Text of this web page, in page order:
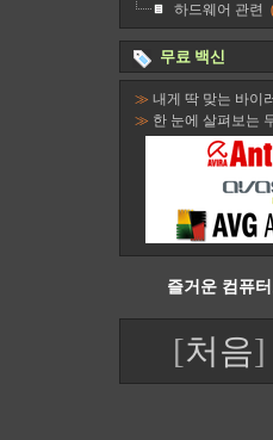
하드웨어 관련
무료 백신
≫ 내게 딱 맞는 바이
≫ 한 눈에 살펴보는
즐거운 컴퓨
[처음]